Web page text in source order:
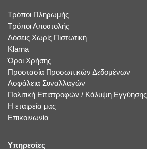
Τρόποι Πληρωμής
Τρόποι Αποστολής
Δόσεις Χωρίς Πιστωτική
Klarna
Όροι Χρήσης
Προστασία Προσωπικών Δεδομένων
Ασφάλεια Συναλλαγών
Πολιτική Επιστροφών / Κάλυψη Εγγύησης
Η εταιρεία μας
Επικοινωνία
Υπηρεσίες